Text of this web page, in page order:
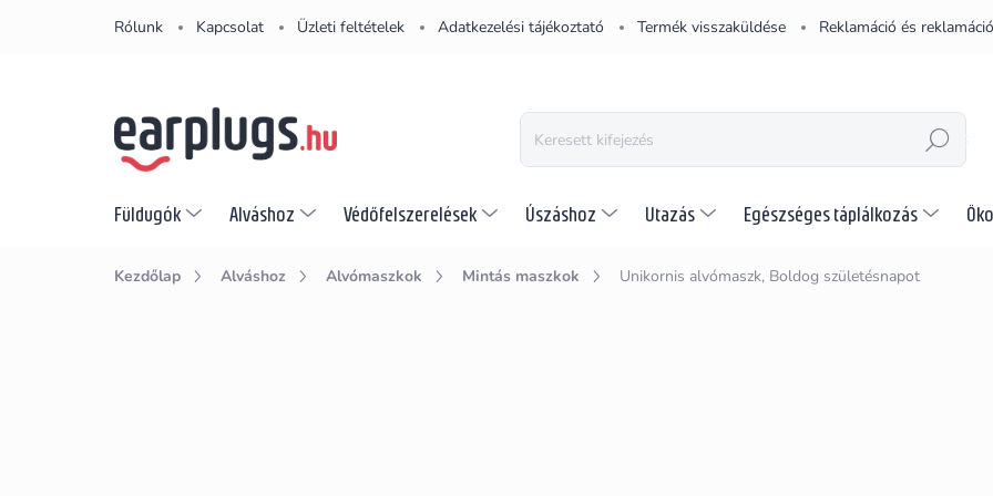
Rólunk Kapcsolat Üzleti feltételek Adatkezelési tájékoztató Termék visszaküldése Reklamáció és
KERESÉS
Füldugók Alváshoz Védőfelszerelések Úszáshoz Utazás Egészséges táplálkozás
Kezdőlap Alváshoz Alvómaszkok Mintás maszkok Unikornis alvómaszk, Boldog születésnapot